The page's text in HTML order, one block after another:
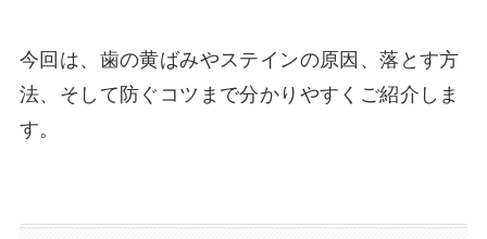
今回は、歯の黄ばみやステインの原因、落とす方
法、そして防ぐコツまで分かりやすくご紹介しま
す。